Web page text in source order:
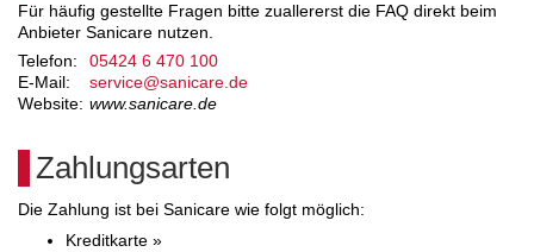
Für häufig gestellte Fragen bitte zuallererst die FAQ direkt beim
Anbieter Sanicare nutzen.
Telefon:
05424 6 470 100
E-Mail:
service@sanicare.de
Website: www.sanicare.de
Zahlungsarten
Die Zahlung ist bei Sanicare wie folgt möglich:
Kreditkarte »